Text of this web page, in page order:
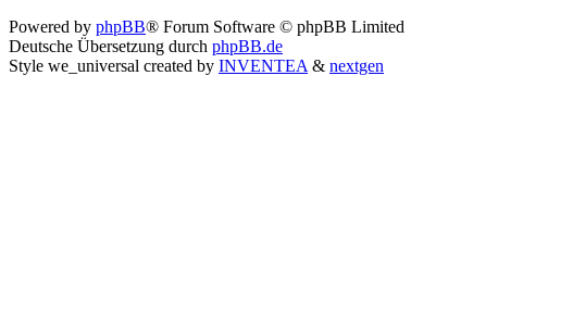
Powered by phpBB® Forum Software © phpBB Limited
Deutsche Übersetzung durch phpBB.de
Style we_universal created by INVENTEA & nextgen